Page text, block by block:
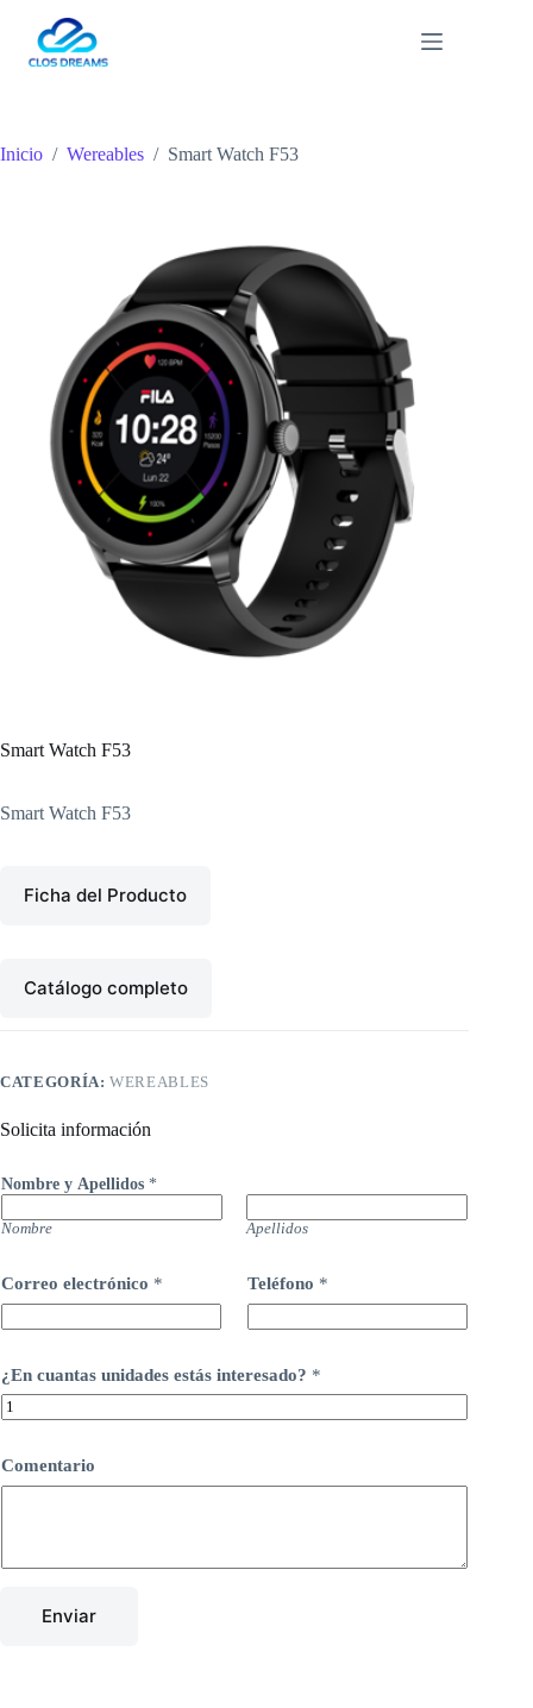
contenido
Inicio / Wereables / Smart Watch F53
Smart Watch F53
Smart Watch F53
Ficha del Producto
Catálogo completo
CATEGORÍA:WEREABLES
Solicita información
Nombre y Apellidos *
Nombre Apellidos
Correo electrónico * Teléfono *
¿En cuantas unidades estás interesado? *
Comentario
Enviar